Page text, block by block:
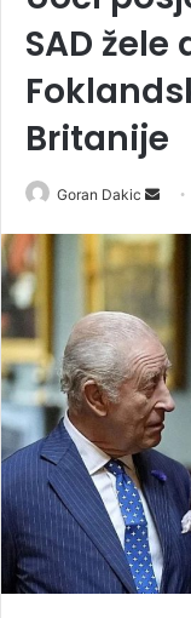
SAD
Britanije
Goran Dakic
n
e
m
a
i
l